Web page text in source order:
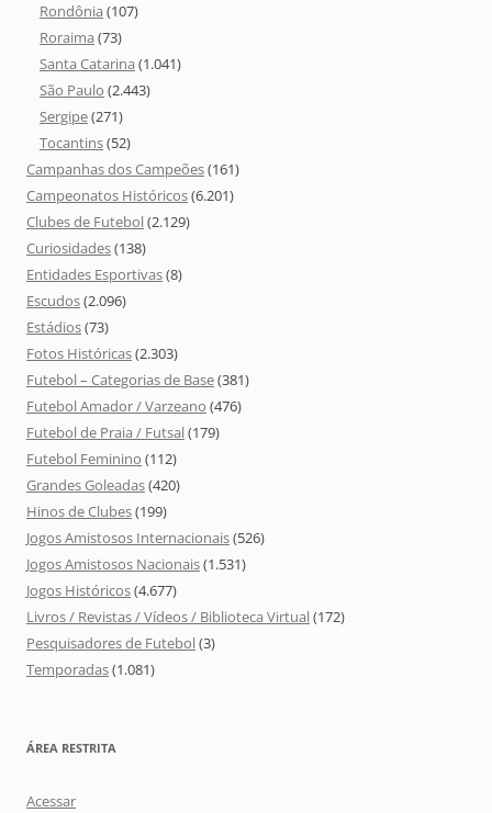
Rondônia (107)
Roraima (73)
Santa Catarina (1.041)
São Paulo (2.443)
Sergipe(271)
Tocantins(52)
Campanhas dos Campeões(161)
Campeonatos Históricos(6.201)
Clubes de Futebol(2.129)
Curiosidades(138)
Entidades Esportivas(8)
Escudos(2.096)
Estádios(73)
Fotos Históricas(2.303)
Futebol – Categorias de Base(381)
Futebol Amador / Varzeano (476)
Futebol de Praia / Futsal(179)
Futebol Feminino (112)
Grandes Goleadas(420)
Hinos de Clubes(199)
Jogos Amistosos Internacionais(526)
Jogos Amistosos Nacionais(1.531)
Jogos Históricos(4.677)
Livros / Revistas / Vídeos / Biblioteca Virtual(172)
Pesquisadores de Futebol(3)
Temporadas(1.081)
ÁREA RESTRITA
Acessar